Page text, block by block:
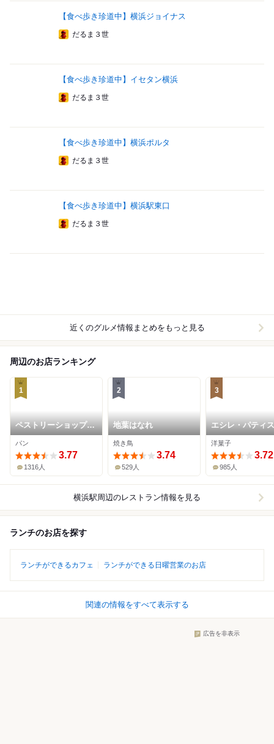
【食べ歩き珍道中】横浜ジョイナス
だるま３世
【食べ歩き珍道中】イセタン横浜
だるま３世
【食べ歩き珍道中】横浜ポルタ
だるま３世
【食べ歩き珍道中】横浜駅東口
だるま３世
近くのグルメ情報まとめをもっと見る
周辺のお店ランキング
1
ペストリーショップ
ドーレ (横浜ベイシェ
ラトン ホテル&タワー
ズ)
パン
3.77
1316人
2
地葉はなれ
焼き鳥
3.74
529人
3
エシレ・パティ
オ ブール 横浜高
店
洋菓子
3.72
985人
横浜駅周辺のレストラン情報を見る
ランチのお店を探す
ランチができるカフェ ランチができる日曜営業のお店
関連の情報をすべて表示する
広告を非表示